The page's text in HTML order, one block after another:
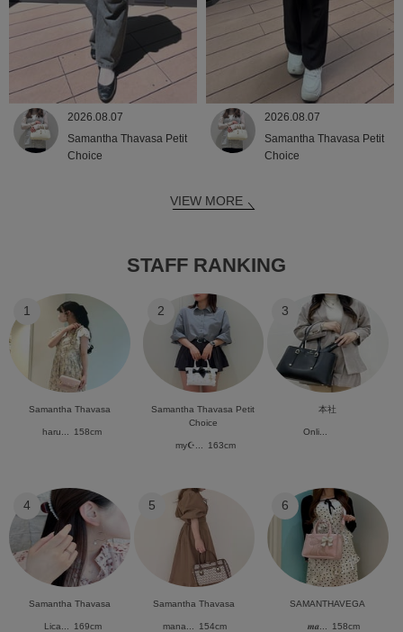
2026.08.07
Samantha Thavasa Petit
Choice
2026.08.07
Samantha Thavasa Petit
Choice
VIEW MORE
STAFF RANKING
1
Samantha Thavasa
haru... 158cm
2
Samantha Thavasa Petit
Choice
my☪︎... 163cm
3
本社
Onli...
4
Samantha Thavasa
Lica... 169cm
5
Samantha Thavasa
mana... 154cm
6
SAMANTHAVEGA
𝒎𝒂... 158cm